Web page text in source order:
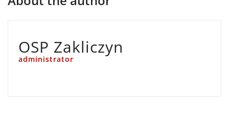
OSP Zakliczyn
administrator